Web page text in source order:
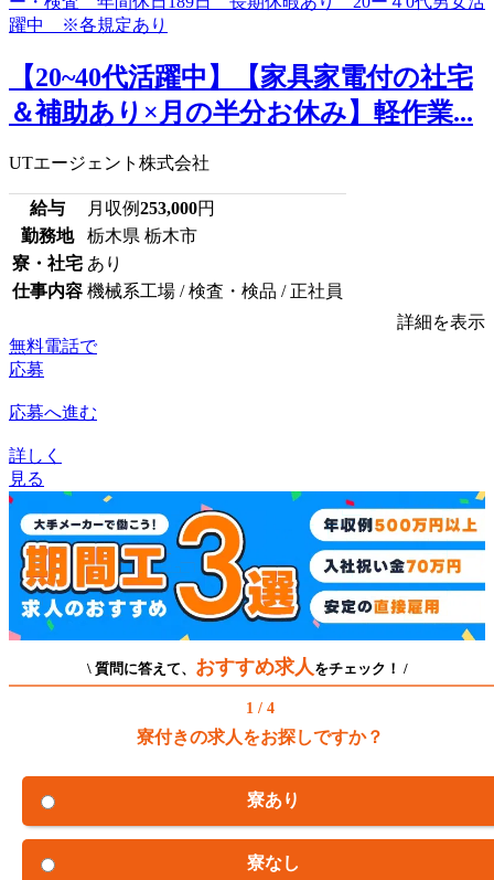
【20~40代活躍中】【家具家電付の社宅
＆補助あり×月の半分お休み】軽作業...
UTエージェント株式会社
給与 月収例253,000円
勤務地
栃木県 栃木市
寮・社宅 あり
仕事内容 機械系工場 / 検査・検品 / 正社員
詳細を表示
無料電話で
応募
応募へ進む
詳しく
見る
\ 質問に答えて、 おすすめ求人 をチェック！ /
1 / 4
寮付きの求人をお探しですか？
寮あり
寮なし